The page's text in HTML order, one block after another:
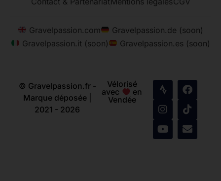
Gravelpassion.com
Gravelpassion.de (soon)
Gravelpassion.it (soon)
Gravelpassion.es (soon)
© Gravelpassion.fr -
Marque déposée |
2021 - 2026
Vélorisé
avec
en
Vendée